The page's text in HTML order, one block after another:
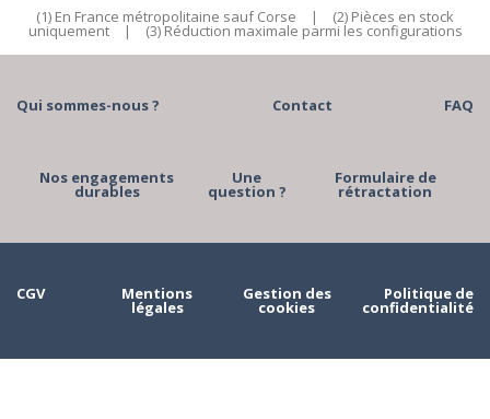
(1) En France métropolitaine sauf Corse | (2) Pièces en stock
uniquement | (3) Réduction maximale parmi les configurations
Qui sommes-nous ? Contact FAQ
Nos engagements
durables
Une
question ?
Formulaire de
rétractation
CGV Mentions
légales
Gestion des
cookies
Politique de
confidentialité